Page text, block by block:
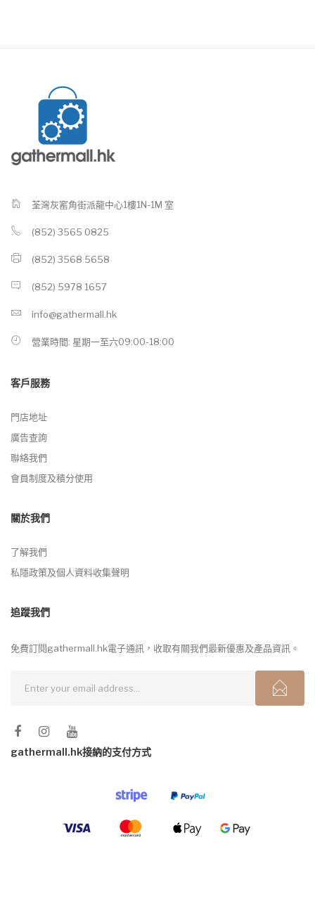
荃灣灰窰角街派龍中心1樓1N-1M 室
(852) 3565 0825
(852) 3568 5658
(852) 5978 1657
info@gathermall.hk
營業時間: 星期一至六09:00-18:00
客戶服務
門店地址
廣告查詢
聯絡我們
會員制度及積分使用
關於我們
了解我們
私隱政策及個人資料收集聲明
追蹤我們
免費訂閱gathermall.hk電子通訊，收取有關我們最新優惠及產品資訊。
gathermall.hk接納的支付方式